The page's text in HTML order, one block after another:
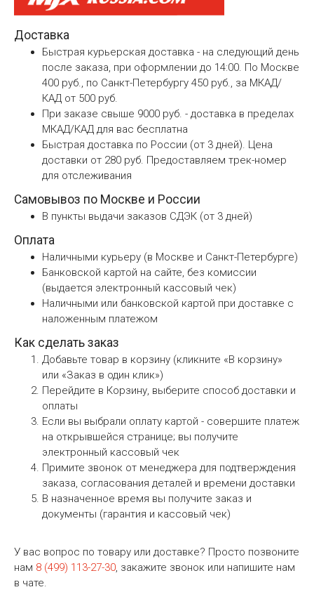
Доставка
Быстрая курьерская доставка - на следующий день
после заказа, при оформлении до 14:00. По Москве
400 руб., по Санкт-Петербургу 450 руб., за МКАД/
КАД от 500 руб.
При заказе свыше 9000 руб. - доставка в пределах
МКАД/КАД для вас бесплатна
Быстрая доставка по России (от 3 дней). Цена
доставки от 280 руб. Предоставляем трек-номер
для отслеживания
Самовывоз по Москве и России
В пункты выдачи заказов СДЭК (от 3 дней)
Оплата
Наличными курьеру (в Москве и Санкт-Петербурге)
Банковской картой на сайте, без комиссии
(выдается электронный кассовый чек)
Наличными или банковской картой при доставке с
наложенным платежом
Как сделать заказ
Добавьте товар в корзину (кликните «В корзину»
или «Заказ в один клик»)
Перейдите в Корзину, выберите способ доставки и
оплаты
Если вы выбрали оплату картой - совершите платеж
на открывшейся странице; вы получите
электронный кассовый чек
Примите звонок от менеджера для подтверждения
заказа, согласования деталей и времени доставки
В назначенное время вы получите заказ и
документы (гарантия и кассовый чек)
У вас вопрос по товару или доставке? Просто позвоните
нам 8 (499) 113-27-30, закажите звонок или напишите нам
в чате.